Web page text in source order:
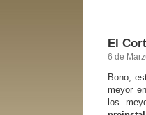
El
6 de
Bono,
meyor
los